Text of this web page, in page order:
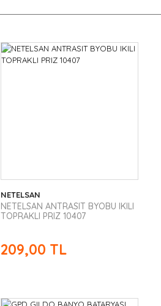
NETELSAN
NETELSAN ANTRASIT BYOBU IKILI
TOPRAKLI PRIZ 10407
209,00 TL